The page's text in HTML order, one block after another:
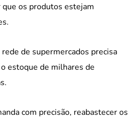
os produtos estejam
de supermercados precisa
estoque de milhares de
com precisão, reabastecer os